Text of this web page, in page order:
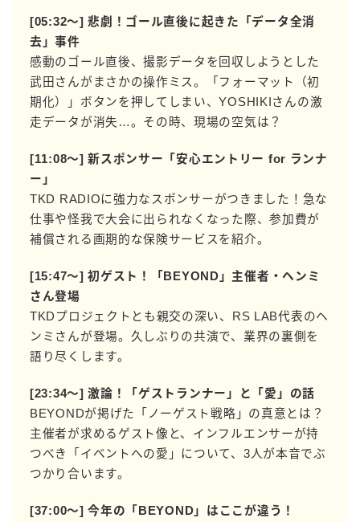
[05:32〜] 悲劇！ゴール直後に起きた「データ全消
去」事件
感動のゴール直後、撮影データを回収しようとした
武田さんがまさかの操作ミス。「フォーマット（初
期化）」ボタンを押してしまい、YOSHIKIさんの激
走データが消失…。その時、現場の空気は？
[11:08〜] 新スポンサー「安心エントリー for ランナ
ー」
TKD RADIOに強力なスポンサーがつきました！急な
仕事や怪我で大会に出られなくなった際、参加費が
補償される画期的な保険サービスを紹介。
[15:47〜] 初ゲスト！「BEYOND」主催者・ヘンミ
さん登場
TKDプロジェクトとも親交の深い、RS LAB代表のヘ
ンミさんが登場。久しぶりの共演で、業界の裏側を
語り尽くします。
[23:34〜] 激論！「ゲストランナー」と「愛」の話
BEYONDが掲げた「ノーゲスト戦略」の真意とは？
主催者が求めるゲスト像と、インフルエンサーが持
つべき「イベントへの愛」について、3人が本音でぶ
つかり合います。
[37:00〜] 今年の「BEYOND」はここが違う！